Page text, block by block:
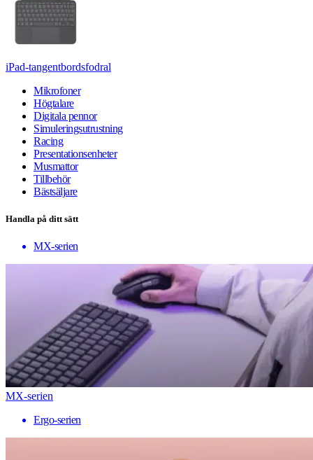
iPad-tangentbordsfodral
Mikrofoner
Högtalare
Digitala pennor
Simuleringsutrustning
Racing
Presentationsenheter
Musmattor
Tillbehör
Bästsäljare
Handla på ditt sätt
MX-serien
MX-serien
Ergo-serien